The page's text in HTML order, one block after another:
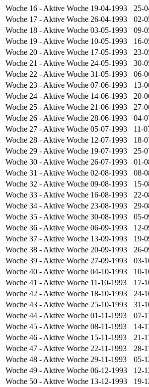
Woche 16 - Aktive Woche 19-04-1993
25-
Woche 17 - Aktive Woche 26-04-1993
02-
Woche 18 - Aktive Woche 03-05-1993
09-
Woche 19 - Aktive Woche 10-05-1993
16-
Woche 20 - Aktive Woche 17-05-1993
23-
Woche 21 - Aktive Woche 24-05-1993
30-
Woche 22 - Aktive Woche 31-05-1993
06-
Woche 23 - Aktive Woche 07-06-1993
13-
Woche 24 - Aktive Woche 14-06-1993
20-
Woche 25 - Aktive Woche 21-06-1993
27-
Woche 26 - Aktive Woche 28-06-1993
04-
Woche 27 - Aktive Woche 05-07-1993
11-
Woche 28 - Aktive Woche 12-07-1993
18-
Woche 29 - Aktive Woche 19-07-1993
25-
Woche 30 - Aktive Woche 26-07-1993
01-
Woche 31 - Aktive Woche 02-08-1993
08-
Woche 32 - Aktive Woche 09-08-1993
15-
Woche 33 - Aktive Woche 16-08-1993
22-
Woche 34 - Aktive Woche 23-08-1993
29-
Woche 35 - Aktive Woche 30-08-1993
05-
Woche 36 - Aktive Woche 06-09-1993
12-
Woche 37 - Aktive Woche 13-09-1993
19-
Woche 38 - Aktive Woche 20-09-1993
26-
Woche 39 - Aktive Woche 27-09-1993
03-
Woche 40 - Aktive Woche 04-10-1993
10-
Woche 41 - Aktive Woche 11-10-1993
17-
Woche 42 - Aktive Woche 18-10-1993
24-
Woche 43 - Aktive Woche 25-10-1993
31-
Woche 44 - Aktive Woche 01-11-1993
07-
Woche 45 - Aktive Woche 08-11-1993
14-
Woche 46 - Aktive Woche 15-11-1993
21-
Woche 47 - Aktive Woche 22-11-1993
28-
Woche 48 - Aktive Woche 29-11-1993
05-
Woche 49 - Aktive Woche 06-12-1993
12-
Woche 50 - Aktive Woche 13-12-1993
19-